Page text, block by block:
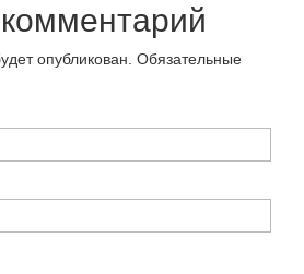
опубликован. Обязательные